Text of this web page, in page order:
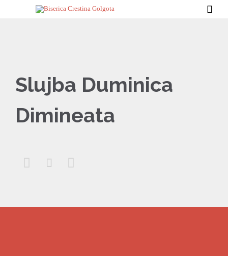

Slujba Duminica
Dimineata
  